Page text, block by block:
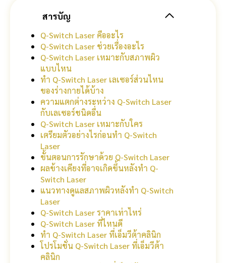
สารบัญ
Q-Switch Laser คืออะไร
Q-Switch Laser ช่วยเรื่องอะไร
Q-Switch Laser เหมาะกับสภาพผิว
แบบไหน
ทำ Q-Switch Laser เลเซอร์ส่วนไหน
ของร่างกายได้บ้าง
ความแตกต่างระหว่าง Q-Switch Laser
กับเลเซอร์ชนิดอื่น
Q-Switch Laser เหมาะกับใคร
เตรียมตัวอย่างไรก่อนทำ Q-Switch
Laser
ขั้นตอนการรักษาด้วย Q-Switch Laser
ผลข้างเคียงที่อาจเกิดขึ้นหลังทำ Q-
Switch Laser
แนวทางดูแลสภาพผิวหลังทำ Q-Switch
Laser
Q-Switch Laser ราคาเท่าไหร่
Q-Switch Laser ที่ไหนดี
ทำ Q-Switch Laser ที่เอ็มวีต้าคลินิก
โปรโมชั่น Q-Switch Laser ที่เอ็มวีต้า
คลินิก